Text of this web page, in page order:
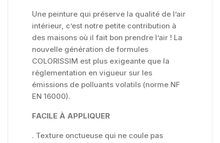
Une peinture qui préserve la qualité de l’air
intérieur, c’est notre petite contribution à
des maisons où il fait bon prendre l’air ! La
nouvelle génération de formules
COLORISSIM est plus exigeante que la
réglementation en vigueur sur les
émissions de polluants volatils (norme NF
EN 16000).
FACILE À APPLIQUER
. Texture onctueuse qui ne coule pas